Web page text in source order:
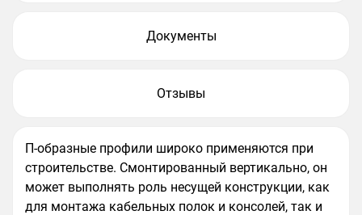
Документы
Отзывы
П-образные профили широко применяются при
строительстве. Смонтированный вертикально, он
может выполнять роль несущей конструкции, как
для монтажа кабельных полок и консолей, так и